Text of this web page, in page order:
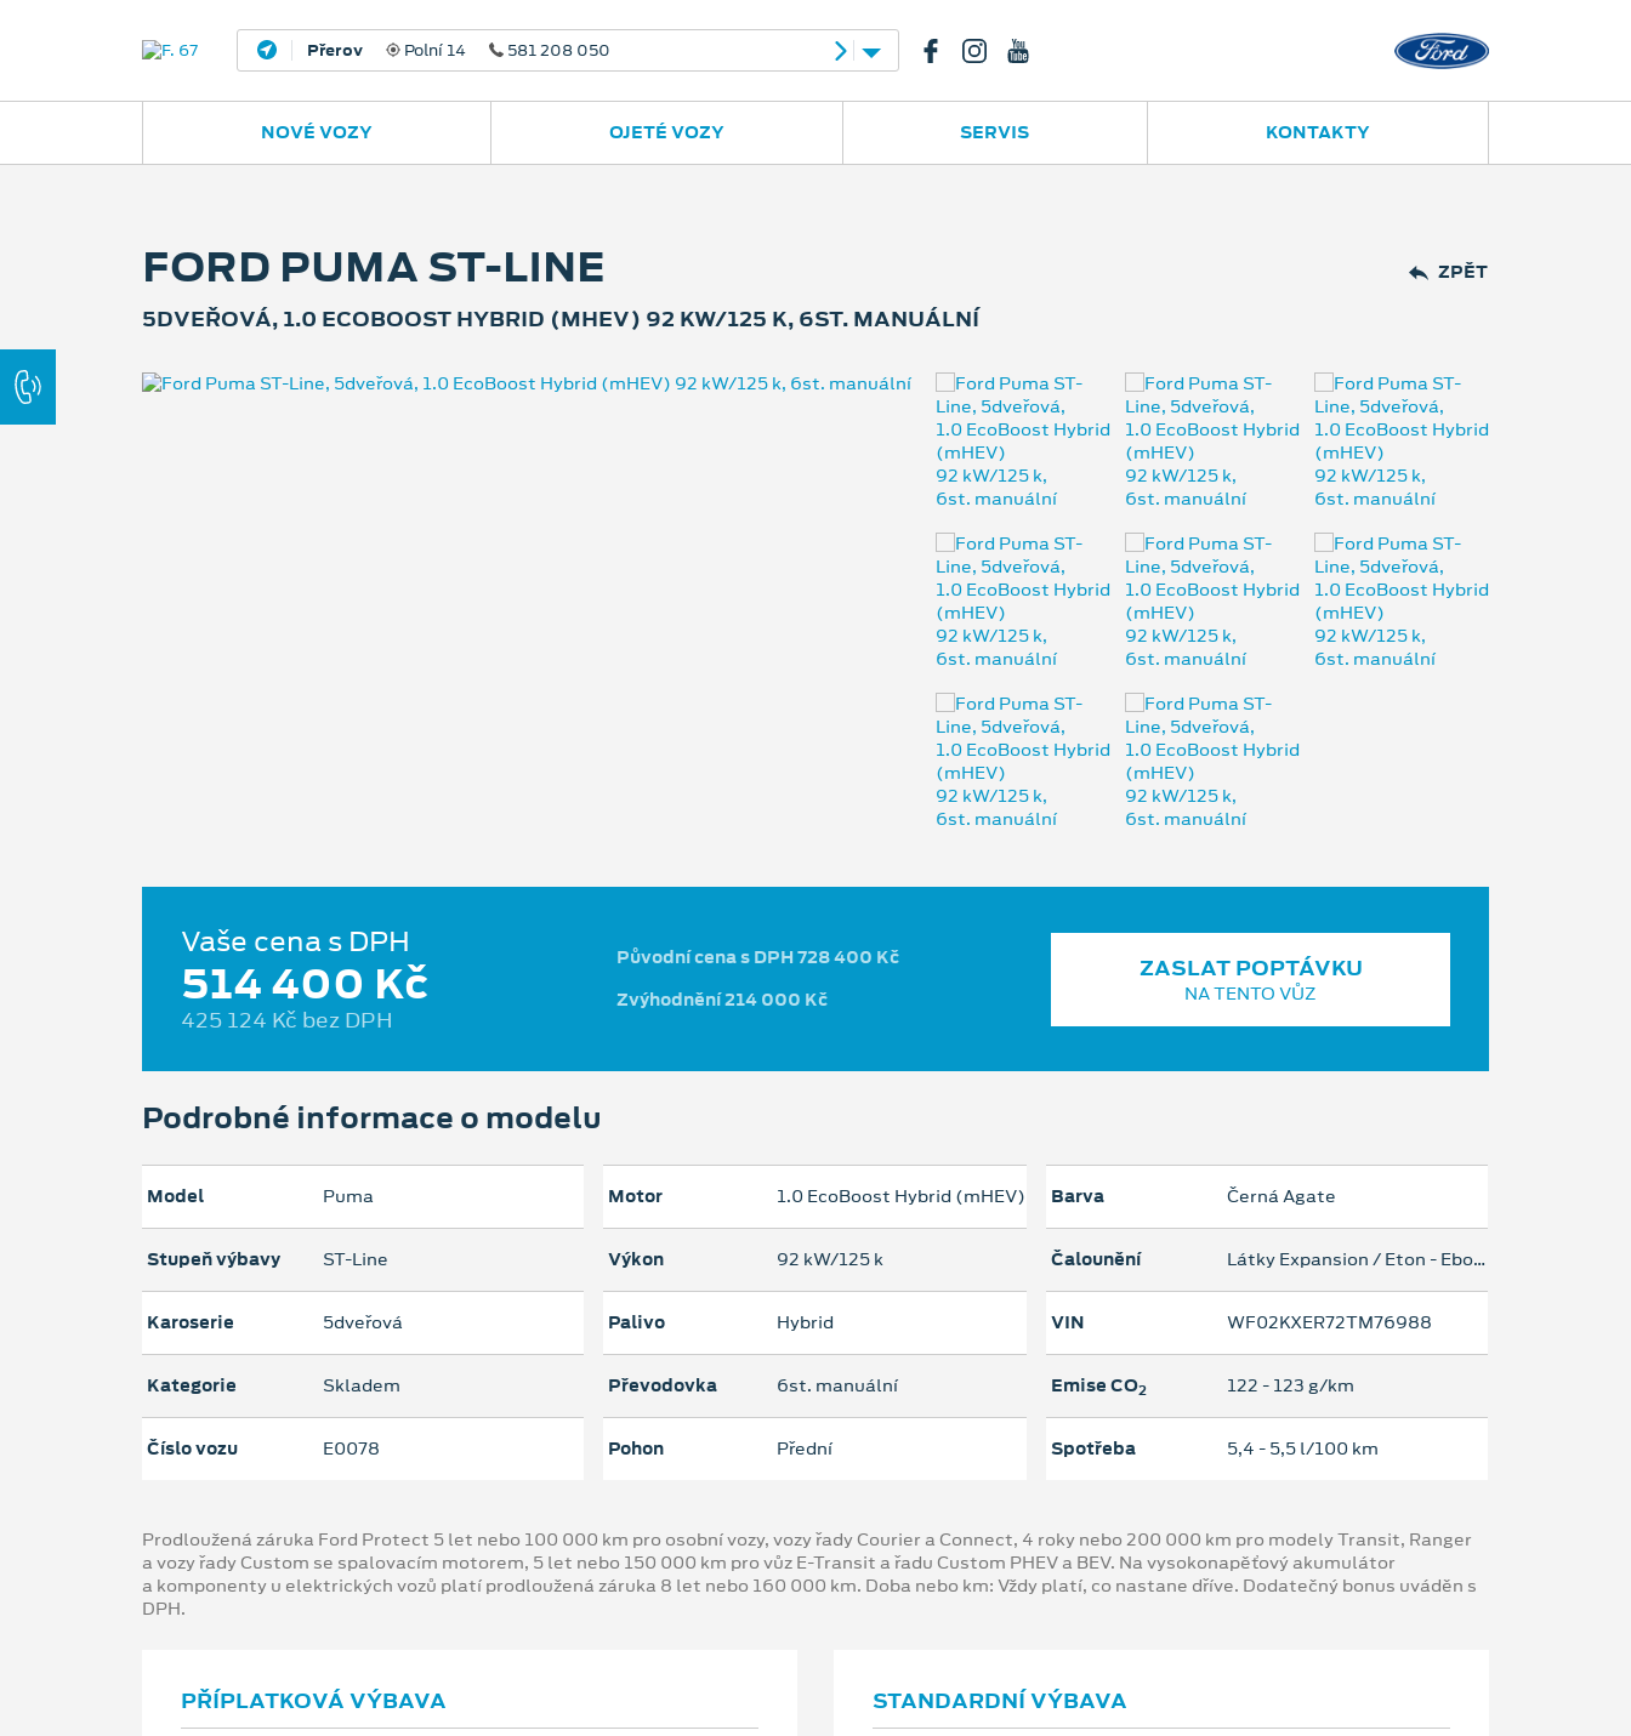
Nový Jičín Jugoslávská 23 556 702 395 Polní 14
NOVÉ VOZY OJETÉ VOZY SERVIS KONTAKTY
ZPĚT
FORD PUMA ST-LINE
5DVEŘOVÁ, 1.0 ECOBOOST HYBRID (MHEV) 92 KW/125 K, 6ST. MANUÁLNÍ
Vaše cena s DPH
514 400 Kč
425 124 Kč bez DPH
Původní cena s DPH 728 400 Kč
Zvýhodnění 214 000 Kč
ZASLAT POPTÁVKU
NA TENTO VŮZ
Podrobné informace o modelu
Model Puma
Stupeň výbavy ST-Line
Karoserie 5dveřová
Kategorie Skladem
Číslo vozu E0078
Motor 1.0 EcoBoost Hybrid (mHEV)
Výkon 92 kW/125 k
Palivo Hybrid
Převodovka 6st. manuální
Pohon Přední
Barva Černá Agate
Čalounění Látky Expansion / Eton - Ebony
VIN WF02KXER72TM76988
Emise CO2 122 ‐ 123 g/km
Spotřeba 5,4 ‐ 5,5 l/100 km
Prodloužená záruka Ford Protect 5 let nebo 100 000 km pro osobní vozy, vozy řady Courier a Connect, 4 roky nebo 200 000 km pro modely Transit, Ranger
a vozy řady Custom se spalovacím motorem, 5 let nebo 150 000 km pro vůz E-Transit a řadu Custom PHEV a BEV. Na vysokonapěťový akumulátor
a komponenty u elektrických vozů platí prodloužená záruka 8 let nebo 160 000 km. Doba nebo km: Vždy platí, co nastane dříve. Dodatečný bonus uváděn s
DPH.
PŘÍPLATKOVÁ VÝBAVA STANDARDNÍ VÝBAVA